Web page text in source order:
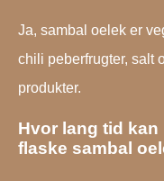
Ja, sambal oelek er
chili peberfrugter, salt
produkter.
Hvor lang tid
flaske sambal